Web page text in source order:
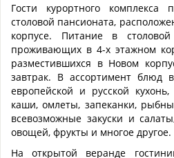
Гости курортного комплекса
столовой пансионата,
корпусе. Питание в
проживающих в 4-х этажном
разместившихся в Новом
завтрак. В ассортимент блюд
европейской и русской
каши, омлеты, запеканки,
всевозможные закуски и
овощей, фрукты и многое другое.
На открытой веранде